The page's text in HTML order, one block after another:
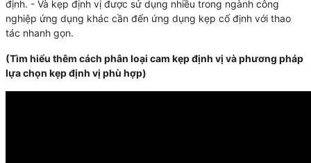
định. - Và kẹp định vị được sử dụng nhiều trong ngành công
nghiệp ứng dụng khác cần đến ứng dụng kẹp cố định với thao
tác nhanh gọn.
(Tìm hiểu thêm cách phân loại cam kẹp định vị vàphương pháp
lựa chọn kẹp định vị phù hợp)